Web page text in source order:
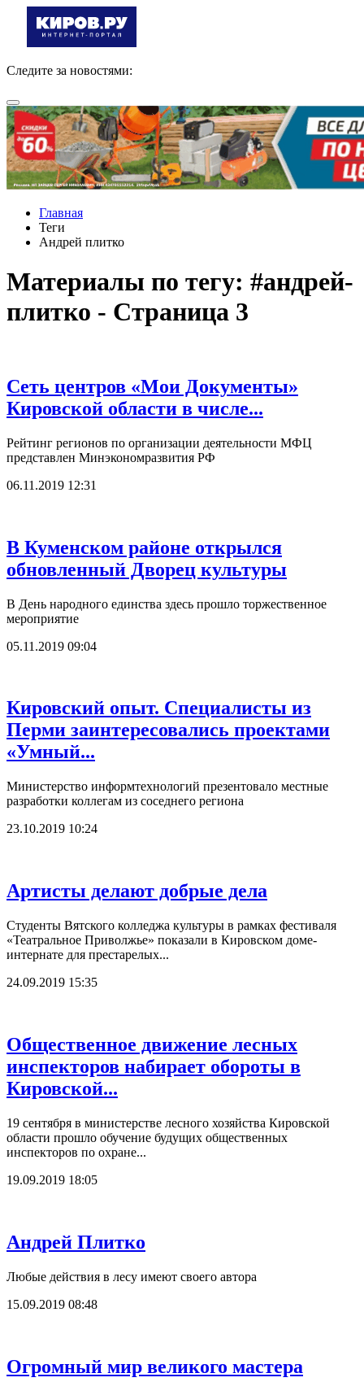
Следите за новостями:
Главная
Теги
Андрей плитко
Материалы по тегу: #андрей-
плитко - Страница 3
Сеть центров «Мои Документы»
Кировской области в числе...
Рейтинг регионов по организации деятельности МФЦ
представлен Минэкономразвития РФ
06.11.2019 12:31
В Куменском районе открылся
обновленный Дворец культуры
В День народного единства здесь прошло торжественное
мероприятие
05.11.2019 09:04
Кировский опыт. Специалисты из
Перми заинтересовались проектами
«Умный...
Министерство информтехнологий презентовало местные
разработки коллегам из соседнего региона
23.10.2019 10:24
Артисты делают добрые дела
Студенты Вятского колледжа культуры в рамках фестиваля
«Театральное Приволжье» показали в Кировском доме-
интернате для престарелых...
24.09.2019 15:35
Общественное движение лесных
инспекторов набирает обороты в
Кировской...
19 сентября в министерстве лесного хозяйства Кировской
области прошло обучение будущих общественных
инспекторов по охране...
19.09.2019 18:05
Андрей Плитко
Любые действия в лесу имеют своего автора
15.09.2019 08:48
Огромный мир великого мастера